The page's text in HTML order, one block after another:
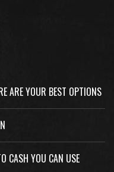
ARE YOUR BEST OPTIONS
CASH YOU CAN USE